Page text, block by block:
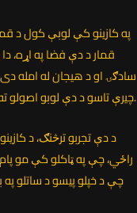
په کازینو کې لوبې کول د
قمار د دې فضا په اړه، دا
سادګۍ او د هیجان له امله
چیرې تاسو د دې لوبو اصولو ته پوره پوهه ولرئ، نو کولی شئ ډیرې لذت واخلئ.
د دې تجربو ترڅنګ، د
راځي، چې په ټاکلو کې مو
چې د خپلو پیسو د ساتلو